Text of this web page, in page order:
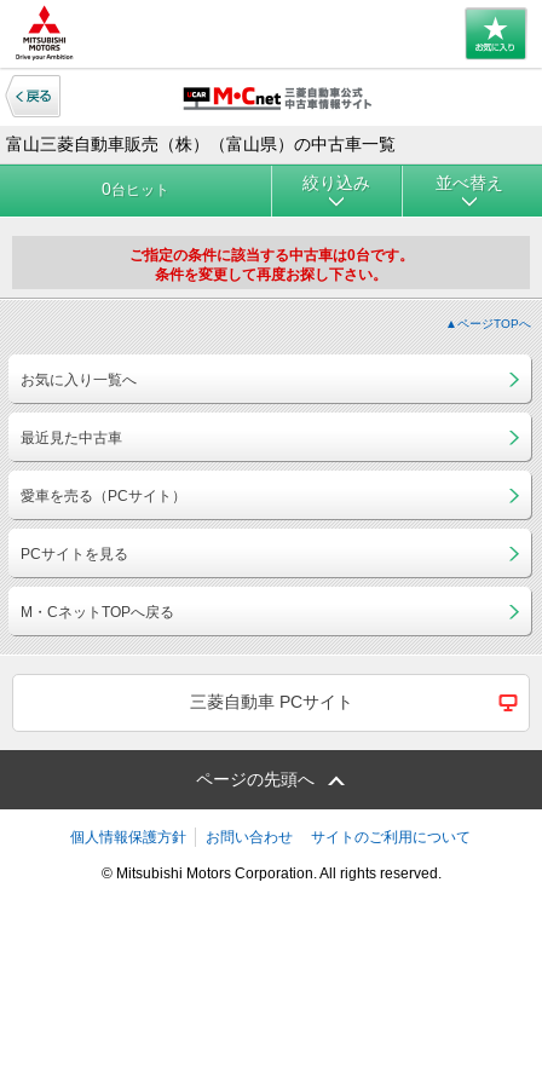
富山三菱自動車販売（株）（富山県）の中古車一覧
0台ヒット 絞り込み 並べ替え
ご指定の条件に該当する中古車は0台です。
条件を変更して再度お探し下さい。
▲ページTOPへ
お気に入り一覧へ
最近見た中古車
愛車を売る（PCサイト）
PCサイトを見る
M・CネットTOPへ戻る
三菱自動車 PCサイト
ページの先頭へ
個人情報保護方針 お問い合わせ サイトのご利用について
© Mitsubishi Motors Corporation. All rights reserved.